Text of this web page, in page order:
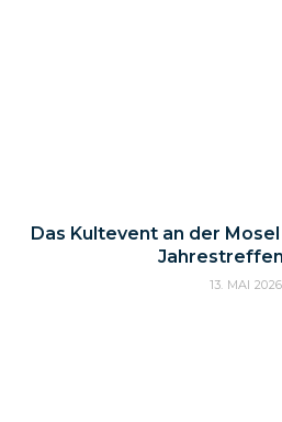
Das Kultevent an der
13. MAI 2026